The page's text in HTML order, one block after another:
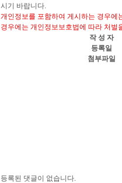
시기 바랍니다.
개인정보를 포함하여 게시하는 경우에
경우에는 개인정보보호법에 따라 처벌
작 성 자
등록일
첨부파일
등록된 댓글이 없습니다.